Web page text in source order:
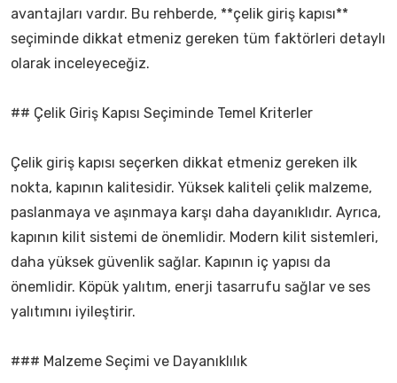
avantajları vardır. Bu rehberde, **çelik giriş kapısı**
seçiminde dikkat etmeniz gereken tüm faktörleri detaylı
olarak inceleyeceğiz.
## Çelik Giriş Kapısı Seçiminde Temel Kriterler
Çelik giriş kapısı seçerken dikkat etmeniz gereken ilk
nokta, kapının kalitesidir. Yüksek kaliteli çelik malzeme,
paslanmaya ve aşınmaya karşı daha dayanıklıdır. Ayrıca,
kapının kilit sistemi de önemlidir. Modern kilit sistemleri,
daha yüksek güvenlik sağlar. Kapının iç yapısı da
önemlidir. Köpük yalıtım, enerji tasarrufu sağlar ve ses
yalıtımını iyileştirir.
### Malzeme Seçimi ve Dayanıklılık